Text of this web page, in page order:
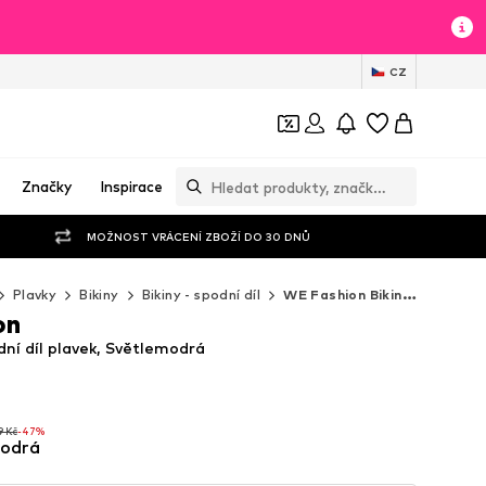
CZ
Značky Inspirace
MOŽNOST VRÁCENÍ ZBOŽÍ DO 30 DNŮ
Plavky Bikiny Bikiny - spodní díl WE Fashion Bikiny - spodní díl
Kč-47%
Kč-47%
díl plavek, Světlemodrá